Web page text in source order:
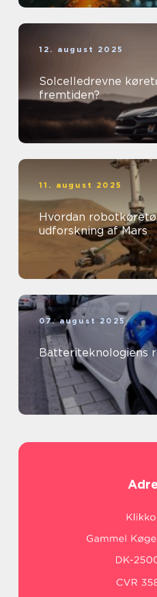
12. august 2025
Solcelledrevne
fremtiden?
11. august 2025
Hvordan
udforskning af Mars
07. august 2025
Batteriteknologiens